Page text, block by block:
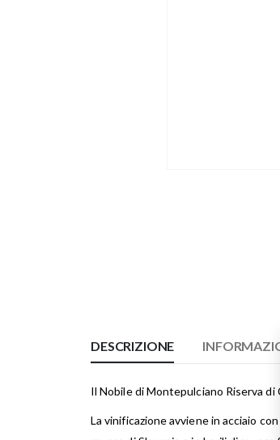
DESCRIZIONE
Il Nobile di Montepulciano Riserva
La vinificazione avviene in acciaio